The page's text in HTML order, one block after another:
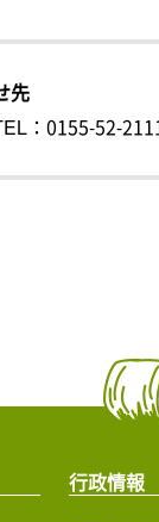
先
：0155-52-
行政情報